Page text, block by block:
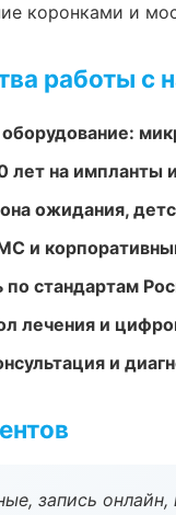
коронками и
работы с
лет на импланты
ожидания,
и
по стандартам
лечения и
и
запись